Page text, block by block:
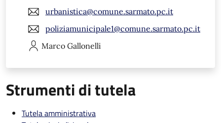
urbanistica@comune.sarmato.pc.it
poliziamunicipale1@comune.sarmato.pc.it
Marco Gallonelli
Strumenti di tutela
Tutela amministrativa